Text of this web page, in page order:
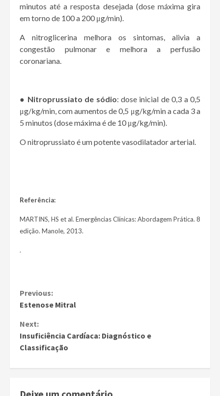
minutos até a resposta desejada (dose máxima gira
em torno de 100 a 200 μg/min).
A nitroglicerina melhora os sintomas, alivia a
congestão pulmonar e melhora a perfusão
coronariana.
● Nitroprussiato de sódio: dose inicial de 0,3 a 0,5
μg/kg/min, com aumentos de 0,5 μg/kg/min a cada 3 a
5 minutos (dose máxima é de 10 μg/kg/min).
O nitroprussiato é um potente vasodilatador arterial.
Referência:
MARTINS, HS et al. Emergências Clínicas: Abordagem Prática. 8
edição. Manole, 2013.
.
Continue
Previous:
Estenose Mitral
Next:
Insuficiência Cardíaca: Diagnóstico e
Classificação